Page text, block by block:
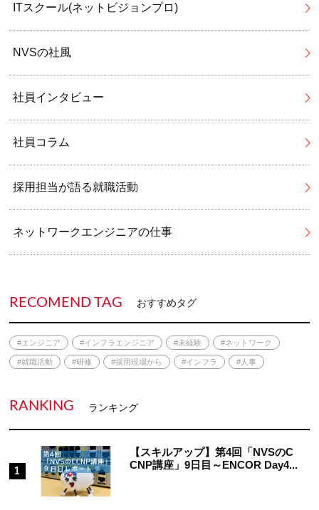
ITスクール(ネットビジョンプロ)
NVSの社風
社員インタビュー
社員コラム
採用担当が語る就職活動
ネットワークエンジニアの仕事
RECOMEND TAG おすすめタグ
#エンジニア #インフラエンジニア #未経験 #ネットワーク
#就職活動 #研修 #採用現場から #インフラ #人事
RANKING ランキング
【スキルアップ】第4回「NVSのC
CNP講座」9日目～ENCOR Day4...